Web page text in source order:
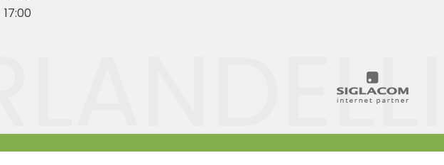
17:00